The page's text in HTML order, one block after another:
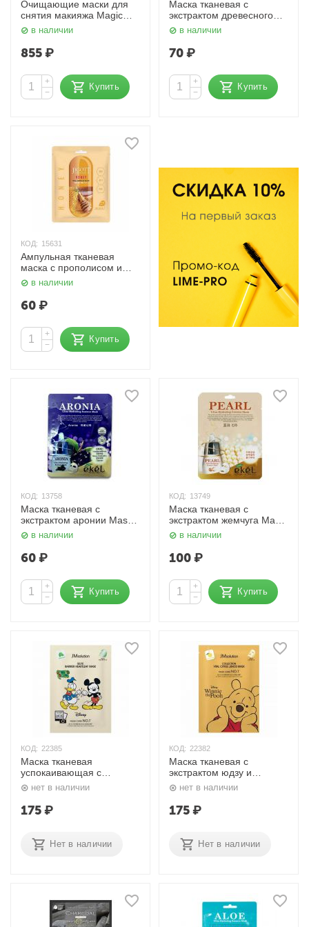
Очищающие маски для
снятия макияжа Magic
Moon Light Peeling
Cleansing Mask 20 г x 5
One-day's you
в наличии
855₽
+
−
Купить
Маска тканевая с
экстрактом древесного
угля, 25 мл. Ekel
в наличии
70₽
+
−
Купить
КОД: 15631
Ампульная тканевая
маска с прополисом и
мёдом 27 мл. Jigott
в наличии
60₽
+
−
Купить
КОД: 13758
Маска тканевая с
экстрактом аронии Mask
Pack Aronia 25 гр. Ekel
в наличии
60₽
+
−
Купить
КОД: 13749
Маска тканевая с
экстрактом жемчуга Mask
Pack Pearl 25 гр. Ekel
в наличии
100₽
+
−
Купить
КОД: 22385
Маска тканевая
успокаивающая с
экстрактом хауттюйнии
Disney Collection Selfie
Barrier Heartleaf Mask 30
мл JMsolution
нет в наличии
175₽
Нет в наличии
КОД: 22382
Маска тканевая с
экстрактом юдзу и
прополисом Disney
Collection Vital Citrus
Junos Mask 30 мл
JMsolution
нет в наличии
175₽
Нет в наличии